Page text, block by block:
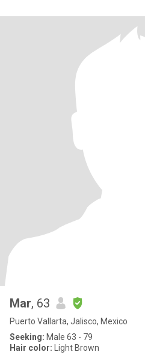
Mar, 63
Puerto Vallarta, Jalisco, Mexico
Seeking: Male 63 - 79
Hair color: Light Brown